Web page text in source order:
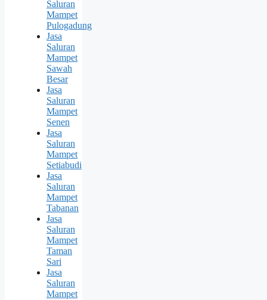
Saluran
Mampet
Pulogadung
Jasa
Saluran
Mampet
Sawah
Besar
Jasa
Saluran
Mampet
Senen
Jasa
Saluran
Mampet
Setiabudi
Jasa
Saluran
Mampet
Tabanan
Jasa
Saluran
Mampet
Taman
Sari
Jasa
Saluran
Mampet